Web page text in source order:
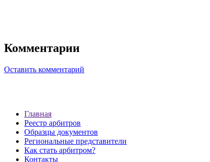
Комментарии
Оставить комментарий
Главная
Реестр арбитров
Образцы документов
Региональные представители
Как стать арбитром?
Контакты